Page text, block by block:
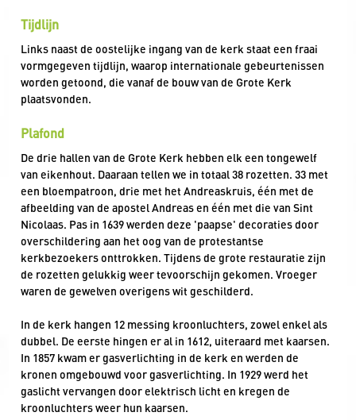
Tijdlijn
Links naast de oostelijke ingang van de kerk staat een fraai
vormgegeven tijdlijn, waarop internationale gebeurtenissen
worden getoond, die vanaf de bouw van de Grote Kerk
plaatsvonden.
Plafond
De drie hallen van de Grote Kerk hebben elk een tongewelf
van eikenhout. Daaraan tellen we in totaal 38 rozetten. 33 met
een bloempatroon, drie met het Andreaskruis, één met de
afbeelding van de apostel Andreas en één met die van Sint
Nicolaas. Pas in 1639 werden deze 'paapse' decoraties door
overschildering aan het oog van de protestantse
kerkbezoekers onttrokken. Tijdens de grote restauratie zijn
de rozetten gelukkig weer tevoorschijn gekomen. Vroeger
waren de gewelven overigens wit geschilderd.
In de kerk hangen 12 messing kroonluchters, zowel enkel als
dubbel. De eerste hingen er al in 1612, uiteraard met kaarsen.
In 1857 kwam er gasverlichting in de kerk en werden de
kronen omgebouwd voor gasverlichting. In 1929 werd het
gaslicht vervangen door elektrisch licht en kregen de
kroonluchters weer hun kaarsen.